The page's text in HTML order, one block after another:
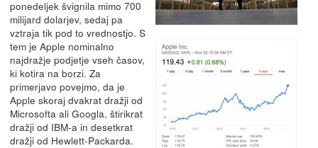
ponedeljek švignila mimo 700
milijard dolarjev, sedaj pa
vztraja tik pod to vrednostjo. S
tem je Apple nominalno
najdražje podjetje vseh časov,
ki kotira na borzi. Za
primerjavo povejmo, da je
Apple skoraj dvakrat dražji od
Microsofta ali Googla, štirikrat
dražji od IBM-a in desetkrat
dražji od Hewlett-Packarda.